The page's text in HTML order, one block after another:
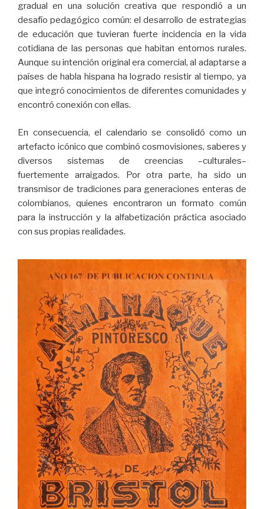
gradual en una solución creativa que respondió a un
desafío pedagógico común: el desarrollo de estrategias
de educación que tuvieran fuerte incidencia en la vida
cotidiana de las personas que habitan entornos rurales.
Aunque su intención original era comercial, al adaptarse a
países de habla hispana ha logrado resistir al tiempo, ya
que integró conocimientos de diferentes comunidades y
encontró conexión con ellas.
En consecuencia, el calendario se consolidó como un
artefacto icónico que combinó cosmovisiones, saberes y
diversos sistemas de creencias –culturales–
fuertemente arraigados. Por otra parte, ha sido un
transmisor de tradiciones para generaciones enteras de
colombianos, quienes encontraron un formato común
para la instrucción y la alfabetización práctica asociado
con sus propias realidades.